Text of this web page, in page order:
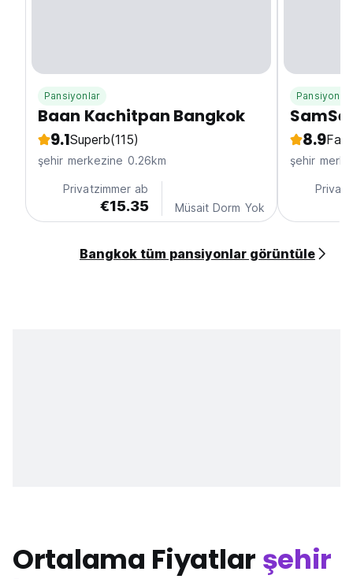
Pansiyonlar
Baan Kachitpan Bangkok
9.1Superb(115)
şehir merkezine 0.26km
Privatzimmer ab
€15.35 Müsait Dorm Yok
Pansiyonlar
8.9
şehir
Bangkok tüm pansiyonlar görüntüle
Ortalama Fiyatlar şehir